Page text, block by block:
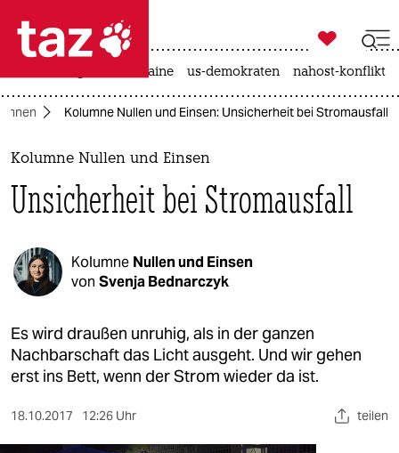
 taz zahl ich
taz zahl ich
themen
politik
öko
gesellschaft
kultur
sport
nord

taz zahl ich
krieg in der ukraine us-demokraten nahost-konflikt
Kolumne Nullen und Einsen: Unsicherheit bei Stromausfall
Kolumne Nullen und Einsen
Unsicherheit bei Stromausfall
Kolumne Nullen und Einsen
von Svenja Bednarczyk
Es wird draußen unruhig, als in der ganzen
Nachbarschaft das Licht ausgeht. Und wir gehen
erst ins Bett, wenn der Strom wieder da ist.
18.10.2017 12:26 Uhr teilen